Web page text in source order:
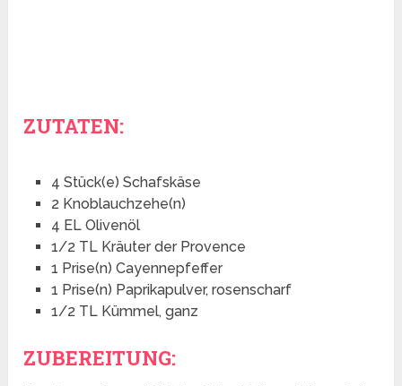
ZUTATEN:
4 Stück(e) Schafskäse
2 Knoblauchzehe(n)
4 EL Olivenöl
1/2 TL Kräuter der Provence
1 Prise(n) Cayennepfeffer
1 Prise(n) Paprikapulver, rosenscharf
1/2 TL Kümmel, ganz
ZUBEREITUNG: